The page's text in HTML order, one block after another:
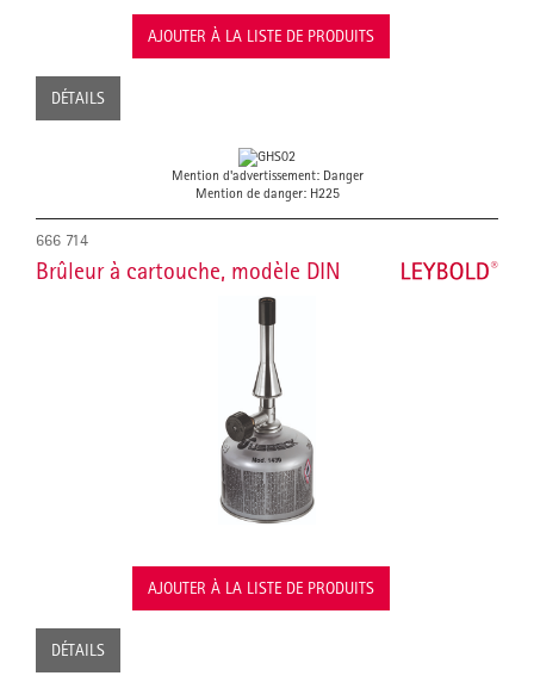
AJOUTER À LA LISTE DE PRODUITS
DÉTAILS
Mention d'advertissement: Danger
Mention de danger: H225
666 714
Brûleur à cartouche, modèle DIN
AJOUTER À LA LISTE DE PRODUITS
DÉTAILS